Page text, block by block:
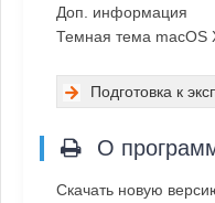
Доп. информация
Темная тема macOS
Подготовка к
О
Скачать новую